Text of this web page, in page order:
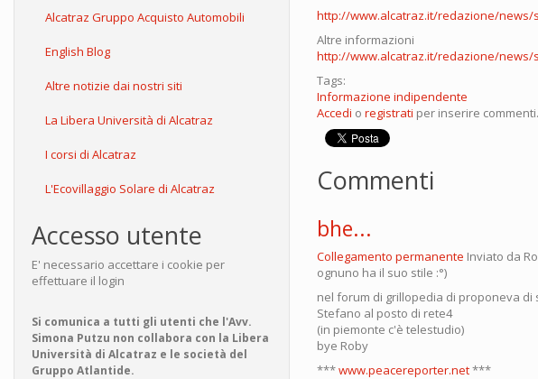
Alcatraz Gruppo Acquisto Automobili
English Blog
Altre notizie dai nostri siti
La Libera Università di Alcatraz
I corsi di Alcatraz
L'Ecovillaggio Solare di Alcatraz
Accesso utente
E' necessario accettare i cookie per
effettuare il login
Si comunica a tutti gli utenti che l'Avv.
Simona Putzu non collabora con la Libera
Università di Alcatraz e le società del
Gruppo Atlantide.
http://www.alcatraz.it/redazione/news/
Altre informazioni
http://www.alcatraz.it/redazione/news/
Tags:
Informazione indipendente
Accedi o registrati per inserire commenti.
Commenti
bhe...
Collegamento permanente Inviato da
ognuno ha il suo stile :°)
nel forum di grillopedia di proponeva di
Stefano al posto di rete4
(in piemonte c'è telestudio)
bye Roby
***www.peacereporter.net***